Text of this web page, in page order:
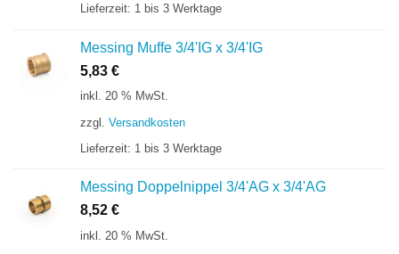
Lieferzeit: 1 bis 3 Werktage
Messing Muffe 3/4'IG x 3/4'IG
5,83 €
inkl. 20 % MwSt.
zzgl. Versandkosten
Lieferzeit: 1 bis 3 Werktage
Messing Doppelnippel 3/4'AG x 3/4'AG
8,52 €
inkl. 20 % MwSt.